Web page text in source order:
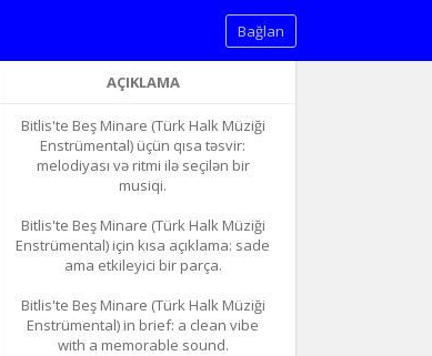
Bağlan
AÇIKLAMA
Bitlis'te Beş Minare (Türk Halk Müziği
Enstrümental) üçün qısa təsvir:
melodiyası və ritmi ilə seçilən bir
musiqi.
Bitlis'te Beş Minare (Türk Halk Müziği
Enstrümental) için kısa açıklama: sade
ama etkileyici bir parça.
Bitlis'te Beş Minare (Türk Halk Müziği
Enstrümental) in brief: a clean vibe
with a memorable sound.